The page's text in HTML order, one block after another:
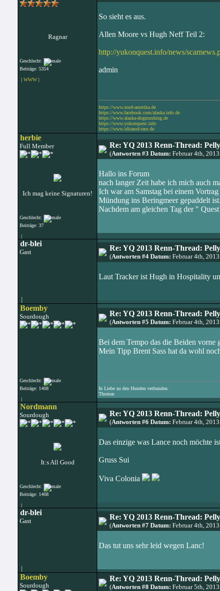
Ragnar
Geschlecht:
Beiträge: 5354
| WWW|
So sieht es aus.
Allen Moore vs Hugh Neff Teil 2:
http://yukonquest.info/news/
admin
https://www.nord-amerika.de
https://www.facebook.com/alaska.info.de
https://www.alaska-dogmushing.de
https://www.yukonquest.info
https://www.iditarod-race.de
herbie
Full Member
Ich mag keine Signaturen!
Geschlecht:
Beiträge: 37
|
Re: YQ 2013 Renn-Thread:
(Antworten #3 Datum: Februar 4th,
Hallo ins Forum
nach langer Zeit habe ich mich auch
Ich war am Samstag bei einem
Mündung ins Beringmeer gepaddelt
Nachdem am gleichen Tag der "
dr-blei
Gast
|
Re: YQ 2013 Renn-Thread:
(Antworten #4 Datum: Februar 4th,
Laut Tracker ist Hugh in Hospitality
Boemby
Sourdough
Geschlecht:
Beiträge: 1408
|
Re: YQ 2013 Renn-Thread:
(Antworten #5 Datum: Februar 4th,
Bei dem Tempo das die Beiden
Mein Tipp Brent Sass hat da wohl
In Liebe zu den Hunden verbunden.
Thomas
Nordmann
Sourdough
It:s All Good
Geschlecht:
Beiträge: 1408
|
Re: YQ 2013 Renn-Thread:
(Antworten #6 Datum: Februar 4th,
Das einzige was Lance noch möchte
Gruss Sui
Viva Colonia
dr-blei
Gast
|
Re: YQ 2013 Renn-Thread:
(Antworten #7 Datum: Februar 4th,
Das tut uns sehr leid wegen Lanc!
Boemby
Sourdough
Re: YQ 2013 Renn-Thread:
(Antworten #8 Datum: Februar 5th,